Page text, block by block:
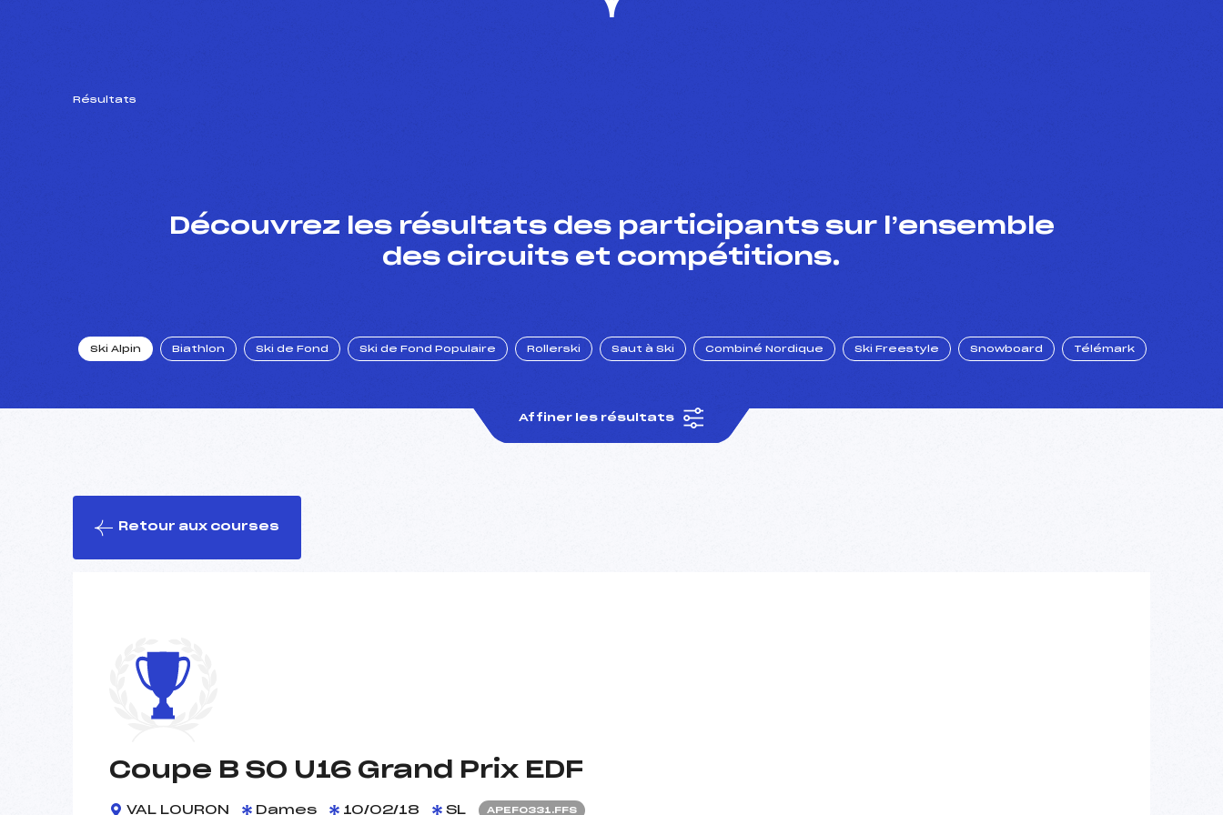
Résultats
Découvrez les résultats des participants sur l’ensemble
des circuits et compétitions.
Ski Alpin Biathlon Ski de Fond Ski de Fond Populaire Rollerski Saut à Ski Combiné Nordique Ski Freestyle Snowboard Télémark
Affiner les résultats
Retour aux courses
Coupe B SO U16 Grand Prix EDF
VAL LOURON Dames 10/02/18 SL APEF0331.FFS